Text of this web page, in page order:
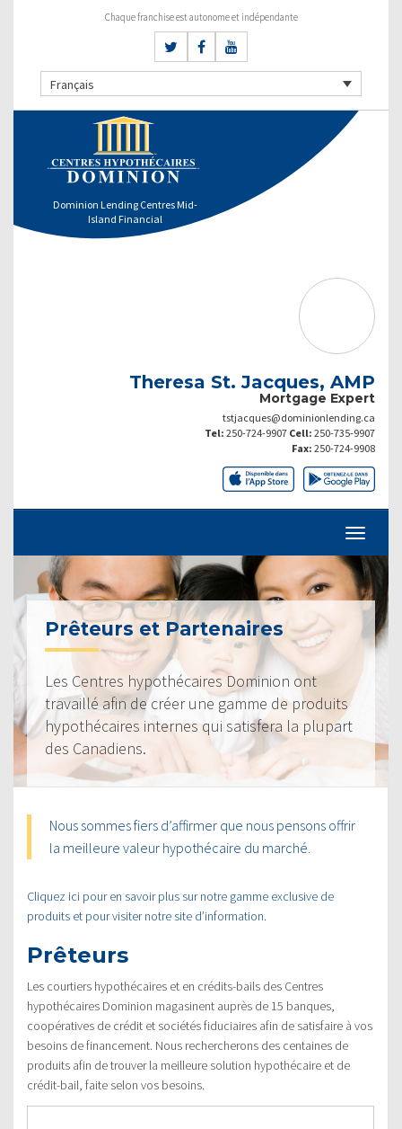
Chaque franchise est autonome et indépendante
Français
Dominion Lending Centres Mid-
Island Financial
Theresa St. Jacques, AMP
Mortgage Expert
tstjacques@dominionlending.ca
Tel: 250-724-9907 Cell: 250-735-9907
Fax: 250-724-9908
Prêteurs et Partenaires
Les Centres hypothécaires Dominion ont
travaillé afin de créer une gamme de produits
hypothécaires internes qui satisfera la plupart
des Canadiens.
Nous sommes fiers d’affirmer que nous pensons offrir
la meilleure valeur hypothécaire du marché.
Cliquez ici pour en savoir plus sur notre gamme exclusive de
produits et pour visiter notre site d’information.
Prêteurs
Les courtiers hypothécaires et en crédits-bails des Centres
hypothécaires Dominion magasinent auprès de 15 banques,
coopératives de crédit et sociétés fiduciaires afin de satisfaire à vos
besoins de financement. Nous rechercherons des centaines de
produits afin de trouver la meilleure solution hypothécaire et de
crédit-bail, faite selon vos besoins.